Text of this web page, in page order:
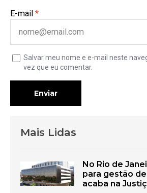
E-mail *
Salvar meu nome e e-mail neste
vez que eu comentar.
Enviar
Mais Lidas
No Rio de
para gestão
acaba na